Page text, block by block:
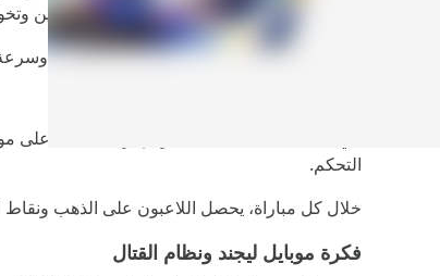
اللعبة، تنضم إلى فريق مكوّن من خمسة لاعبين
مواجهة الأبطال-mlbb بسهولة التحكم، وسرعة
التحكم.
خلال كل مباراة، يحصل اللاعبون على الذهب ونقاط
فكرة موبايل ليجند ونظام القتال